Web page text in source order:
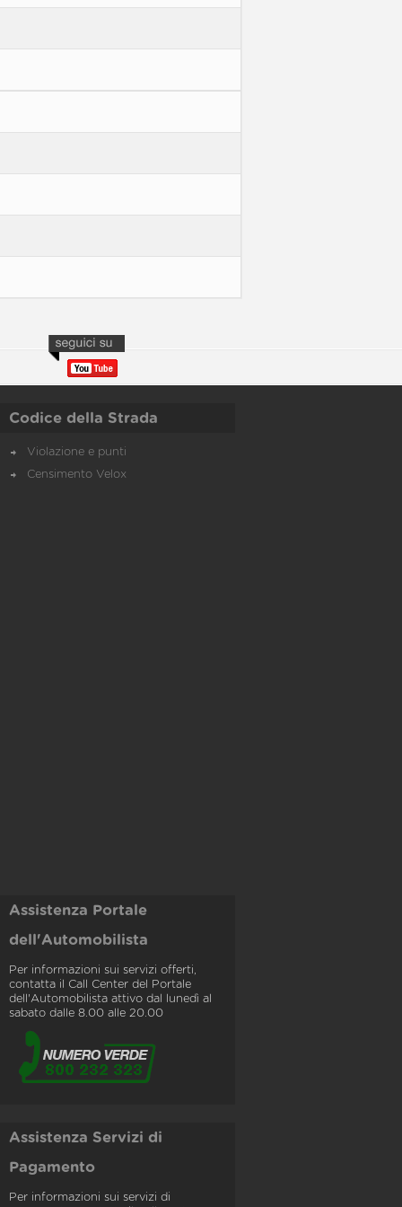
Codice della Strada
Violazione e punti
Censimento Velox
Assistenza Portale
dell'Automobilista
Per informazioni sui servizi offerti,
contatta il Call Center del Portale
dell'Automobilista attivo dal lunedì al
sabato dalle 8.00 alle 20.00
Assistenza Servizi di
Pagamento
Per informazioni sui servizi di